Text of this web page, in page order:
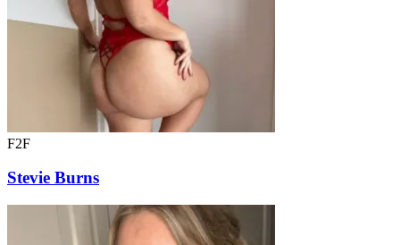
F2F
Stevie Burns